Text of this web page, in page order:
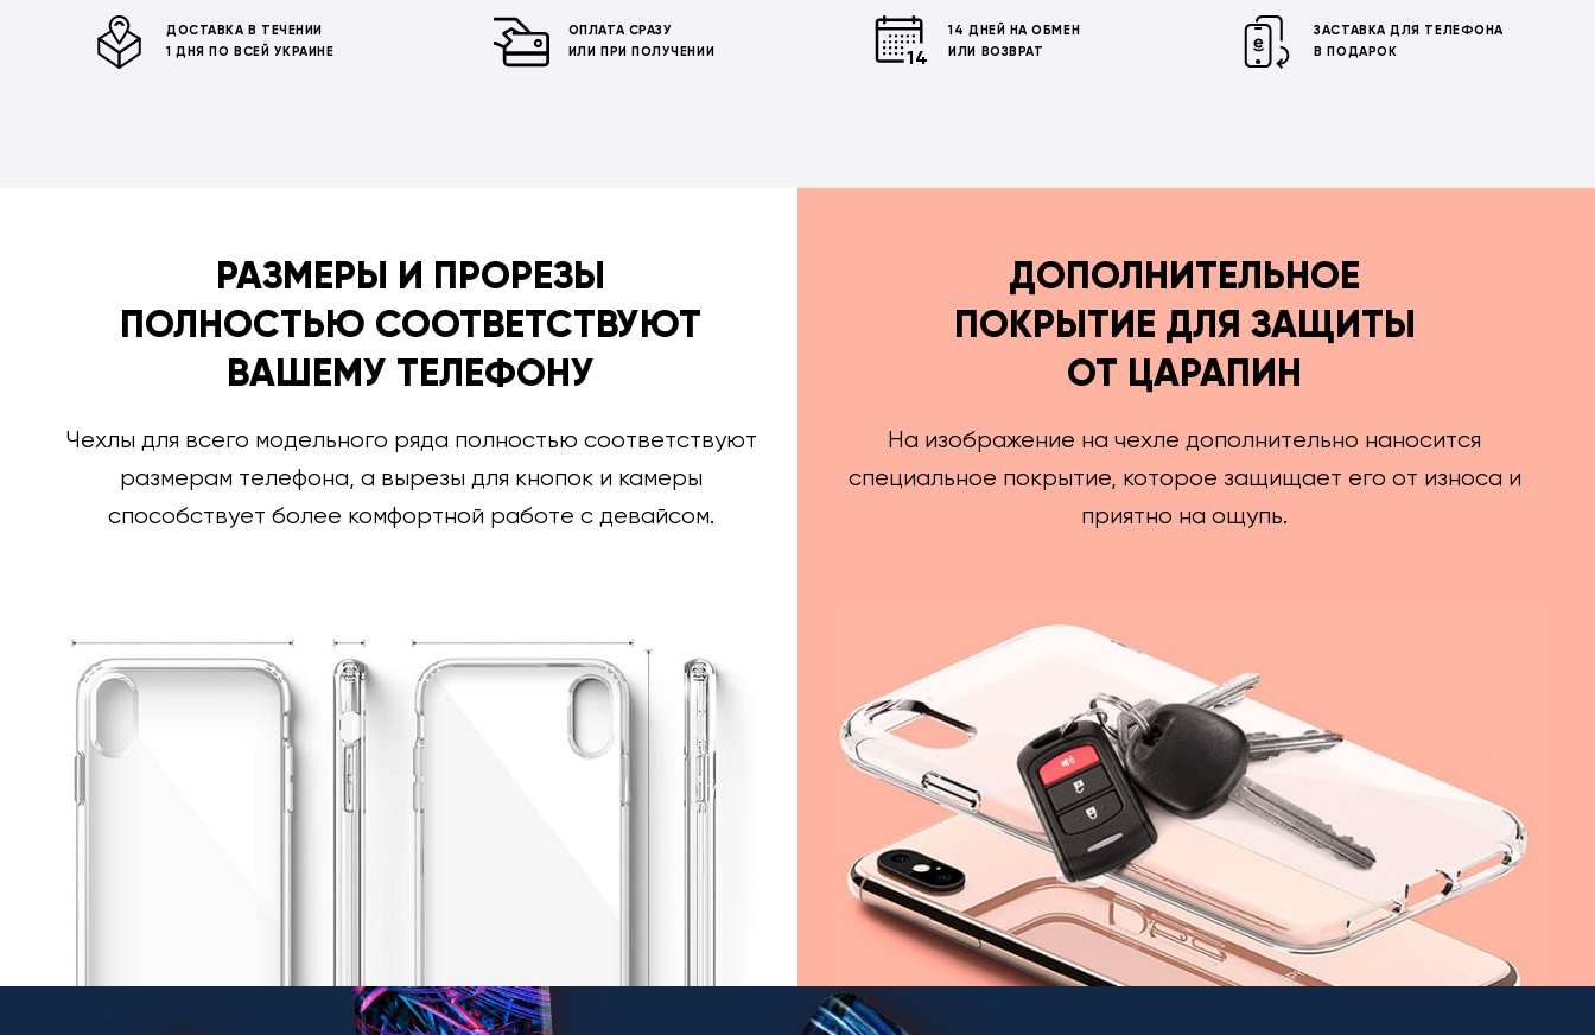
ДОСТАВКА В ТЕЧЕНИИ
1 ДНЯ ПО ВСЕЙ УКРАИНЕ
ОПЛАТА СРАЗУ
ИЛИ ПРИ ПОЛУЧЕНИИ
14 ДНЕЙ НА ОБМЕН
ИЛИ ВОЗВРАТ
ЗАСТАВКА ДЛЯ ТЕЛЕФОНА
В ПОДАРОК
РАЗМЕРЫ И ПРОРЕЗЫ
ПОЛНОСТЬЮ СООТВЕТСТВУЮТ
ВАШЕМУ ТЕЛЕФОНУ
Чехлы для всего модельного ряда полностью соответствуют
размерам телефона, а вырезы для кнопок и камеры
способствует более комфортной работе с девайсом.
ДОПОЛНИТЕЛЬНОЕ
ПОКРЫТИЕ ДЛЯ ЗАЩИТЫ
ОТ ЦАРАПИН
На изображение на чехле дополнительно наносится
специальное покрытие, которое защищает его от износа и
приятно на ощупь.